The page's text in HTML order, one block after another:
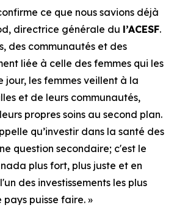
ce que nous savions déjà
directrice générale du l’ACESF.
des communautés et des
liée à celle des femmes qui les
jour, les femmes veillent à la
et de leurs communautés,
propres soins au second plan.
qu’investir dans la santé des
question secondaire; c'est le
plus fort, plus juste et en
des investissements les plus
puisse faire. »